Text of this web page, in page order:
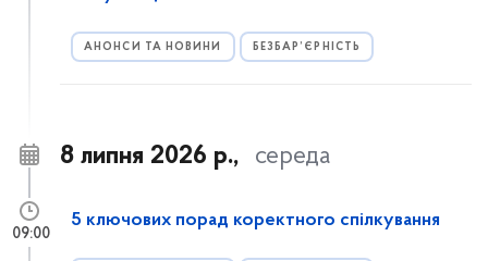
АНОНСИ ТА НОВИНИ БЕЗБАР’ЄРНІСТЬ
8 липня 2026 р., середа
5 ключових порад коректного спілкування
09:00